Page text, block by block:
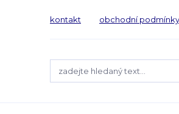
kontakt obchodní podmínky